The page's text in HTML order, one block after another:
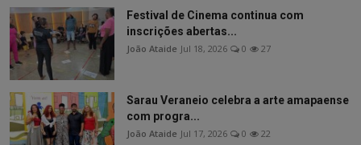
Festival de Cinema continua com
inscrições abertas...
João Ataide Jul 18, 2026 0 27
Sarau Veraneio celebra a arte amapaense
com progra...
João Ataide Jul 17, 2026 0 22